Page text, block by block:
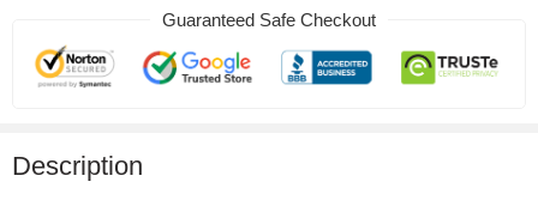
Guaranteed Safe Checkout
Description